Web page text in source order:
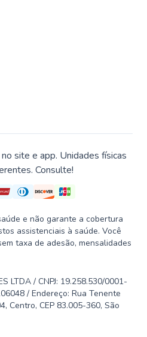
site e app. Unidades físicas
Consulte!
e não garante a cobertura
assistenciais à saúde. Você
taxa de adesão, mensalidades
LTDA / CNPJ: 19.258.530/0001-
/ Endereço: Rua Tenente
Centro, CEP 83.005-360, São